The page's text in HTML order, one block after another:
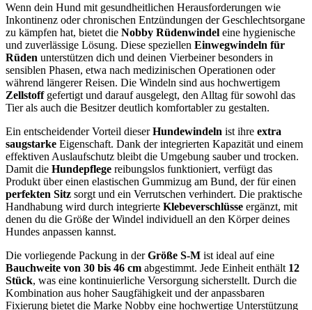
Wenn dein Hund mit gesundheitlichen Herausforderungen wie
Inkontinenz oder chronischen Entzündungen der Geschlechtsorgane
zu kämpfen hat, bietet die Nobby Rüdenwindel eine hygienische
und zuverlässige Lösung. Diese speziellen Einwegwindeln für
Rüden unterstützen dich und deinen Vierbeiner besonders in
sensiblen Phasen, etwa nach medizinischen Operationen oder
während längerer Reisen. Die Windeln sind aus hochwertigem
Zellstoffgefertigt und darauf ausgelegt, den Alltag für sowohl das
Tier als auch die Besitzer deutlich komfortabler zu gestalten.
Ein entscheidender Vorteil dieserHundewindeln ist ihre extra
saugstarke Eigenschaft. Dank der integrierten Kapazität und einem
effektiven Auslaufschutz bleibt die Umgebung sauber und trocken.
Damit die Hundepflege reibungslos funktioniert, verfügt das
Produkt über einen elastischen Gummizug am Bund, der für einen
perfekten Sitz sorgt und ein Verrutschen verhindert. Die praktische
Handhabung wird durch integrierte Klebeverschlüsse ergänzt, mit
denen du die Größe der Windel individuell an den Körper deines
Hundes anpassen kannst.
Die vorliegende Packung in derGröße S-M ist ideal auf eine
Bauchweite von 30 bis 46 cm abgestimmt. Jede Einheit enthält 12
Stück, was eine kontinuierliche Versorgung sicherstellt. Durch die
Kombination aus hoher Saugfähigkeit und der anpassbaren
Fixierung bietet die Marke Nobby eine hochwertige Unterstützung